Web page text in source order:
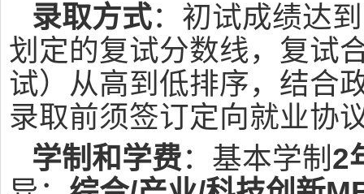
录取方式：初试成绩达
划定的复试分数线，复试
试）从高到低排序，结合
录取前须签订定向就业协
学制和学费：基本学制 2